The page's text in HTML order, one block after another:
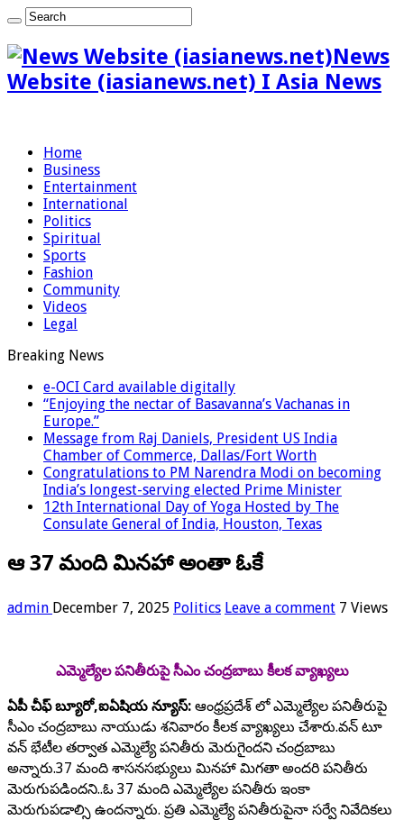
News
Website (iasianews.net) I Asia News
Home
Business
Entertainment
International
Politics
Spiritual
Sports
Fashion
Community
Videos
Legal
Breaking News
e-OCI Card available digitally
“Enjoying the nectar of Basavanna’s Vachanas in
Europe.”
Message from Raj Daniels, President US India
Chamber of Commerce, Dallas/Fort Worth
Congratulations to PM Narendra Modi on becoming
India’s longest-serving elected Prime Minister
12th International Day of Yoga Hosted by The
Consulate General of India, Houston, Texas
ఆ 37 మంది మినహా అంతా ఓకే
admin December 7, 2025 Politics Leave a comment 7 Views
ఎమ్మెల్యేల పనితీరుపై సీఎం చంద్రబాబు కీలక వ్యాఖ్యలు
ఏపీ చీఫ్ బ్యూరో,ఐఏషియ న్యూస్: ఆంధ్రప్రదేశ్ లో ఎమ్మెల్యేల పనితీరుపై
సీఎం చంద్రబాబు నాయుడు శనివారం కీలక వ్యాఖ్యలు చేశారు.వన్ టూ
వన్ భేటీల తర్వాత ఎమ్మెల్యే పనితీరు మెరుగైందని చంద్రబాబు
అన్నారు.37 మంది శాసనసభ్యులు మినహా మిగతా అందరి పనితీరు
మెరుగుపడిందని..ఓ 37 మంది ఎమ్మెల్యేల పనితీరు ఇంకా
మెరుగుపడాల్సి ఉందన్నారు. ప్రతి ఎమ్మెల్యే పనితీరుపైనా సర్వే నివేదికలు